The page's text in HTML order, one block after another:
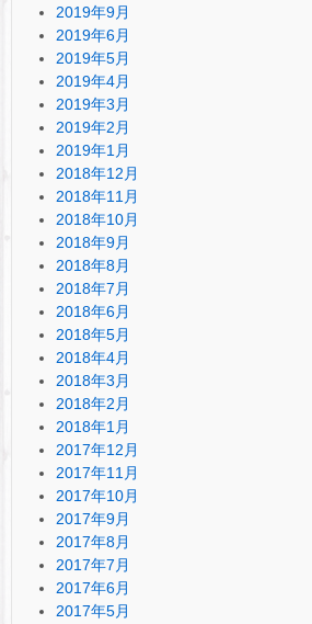
2019年9月
2019年6月
2019年5月
2019年4月
2019年3月
2019年2月
2019年1月
2018年12月
2018年11月
2018年10月
2018年9月
2018年8月
2018年7月
2018年6月
2018年5月
2018年4月
2018年3月
2018年2月
2018年1月
2017年12月
2017年11月
2017年10月
2017年9月
2017年8月
2017年7月
2017年6月
2017年5月